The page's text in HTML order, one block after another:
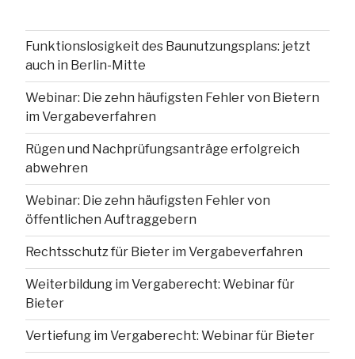
Funktionslosigkeit des Baunutzungsplans: jetzt
auch in Berlin-Mitte
Webinar: Die zehn häufigsten Fehler von Bietern
im Vergabeverfahren
Rügen und Nachprüfungsanträge erfolgreich
abwehren
Webinar: Die zehn häufigsten Fehler von
öffentlichen Auftraggebern
Rechtsschutz für Bieter im Vergabeverfahren
Weiterbildung im Vergaberecht: Webinar für
Bieter
Vertiefung im Vergaberecht: Webinar für Bieter